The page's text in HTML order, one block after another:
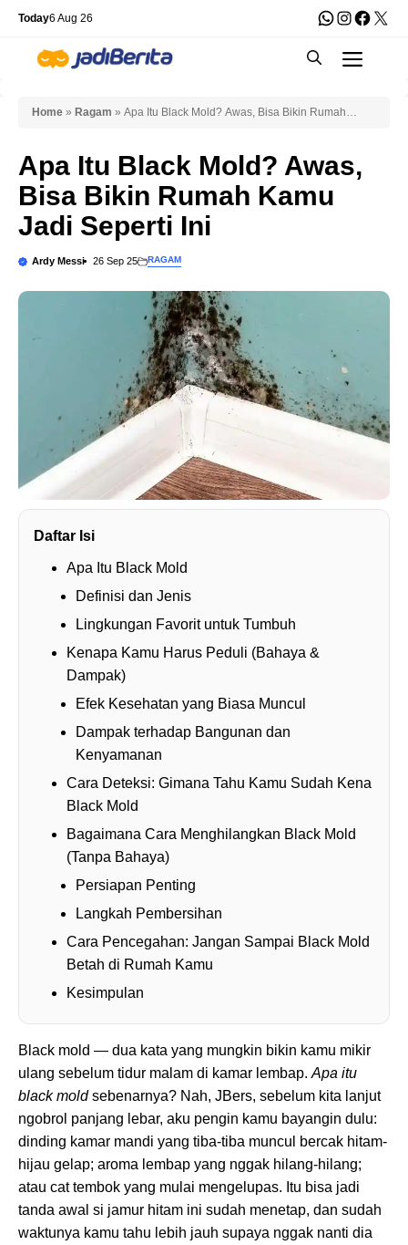
Skip
content
Today6 Aug 26 WhatsApp
X
Home » Ragam » Apa Itu Black Mold? Awas, Bisa Bikin Rumah
Apa Itu Black Mold? Awas,
Bisa Bikin Rumah Kamu
Jadi Seperti Ini
Ardy Messi 26 Sep 25 RAGAM
Daftar Isi
Apa Itu Black Mold
Definisi dan Jenis
Lingkungan Favorit untuk Tumbuh
Kenapa Kamu Harus Peduli (Bahaya &
Dampak)
Efek Kesehatan yang Biasa Muncul
Dampak terhadap Bangunan dan
Kenyamanan
Cara Deteksi: Gimana Tahu Kamu Sudah Kena
Black Mold
Bagaimana Cara Menghilangkan Black Mold
(Tanpa Bahaya)
Persiapan Penting
Langkah Pembersihan
Cara Pencegahan: Jangan Sampai Black Mold
Betah di Rumah Kamu
Kesimpulan
Black mold — dua kata yang mungkin bikin kamu mikir
ulang sebelum tidur malam di kamar lembap.Apa itu
black mold sebenarnya? Nah, JBers, sebelum kita lanjut
ngobrol panjang lebar, aku pengin kamu bayangin dulu:
dinding kamar mandi yang tiba-tiba muncul bercak hitam-
hijau gelap; aroma lembap yang nggak hilang-hilang;
atau cat tembok yang mulai mengelupas. Itu bisa jadi
tanda awal si jamur hitam ini sudah menetap, dan sudah
waktunya kamu tahu lebih jauh supaya nggak nanti dia